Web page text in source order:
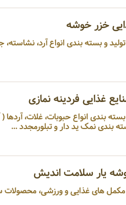
خزر خوشه
و بسته بندی انواع آرد، نشاسته،
غذایی فردینه نمازی
بندی انواع حبوبات، غلات، آردها (
بندی نمک ید دار و تبلورمجدد ...
یار سلامت اندیش
مکمل های غذایی و ورزشی،